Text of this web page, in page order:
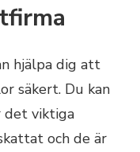
hjälpa dig att
säkert. Du kan
det viktiga
och de är